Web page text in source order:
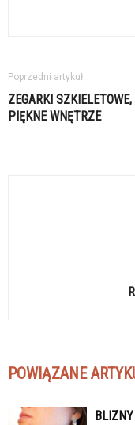
Poprzedni artykuł
ZEGARKI SZKIELETOWE,
PIĘKNE WNĘTRZE
POWIĄZANE